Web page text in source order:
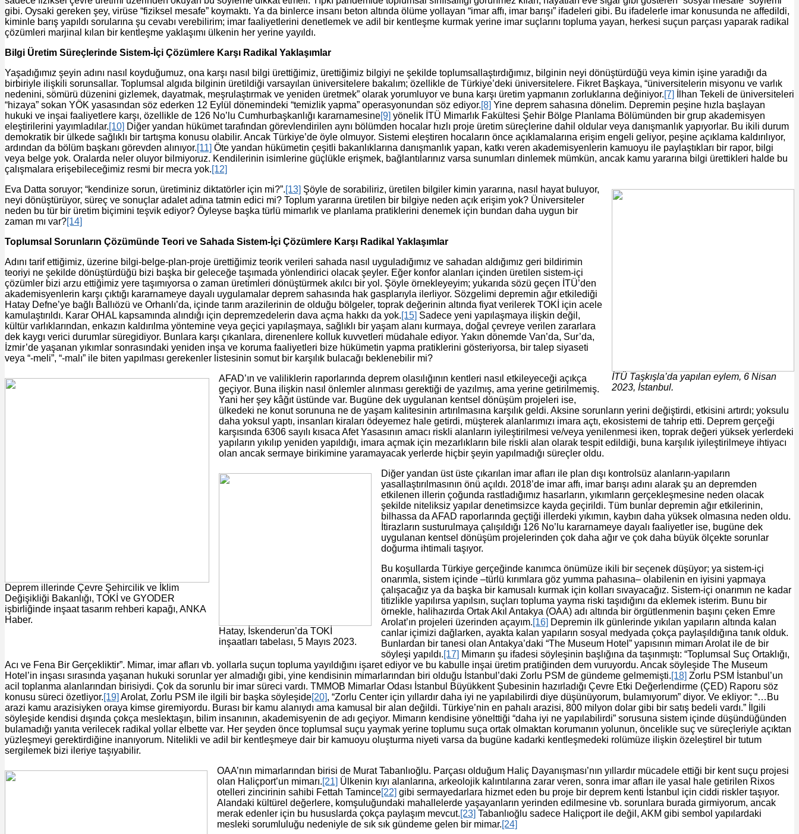
gibi. Oysaki gereken şey, virüse “fiziksel mesafe” koymaktı. Ya da binlerce insanı beton altında ölüme yollayan “imar affı, imar barışı” ifadeleri gibi. Bu ifadelerle imar konusunda ne affedildi,
kiminle barış yapıldı sorularına şu cevabı verebilirim; imar faaliyetlerini denetlemek ve adil bir kentleşme kurmak yerine imar suçlarını topluma yayan, herkesi suçun parçası yaparak radikal
çözümleri marjinal kılan bir kentleşme yaklaşımı ülkenin her yerine yayıldı.
Bilgi Üretim Süreçlerinde Sistem-İçi Çözümlere Karşı Radikal Yaklaşımlar
Yaşadığımız şeyin adını nasıl koyduğumuz, ona karşı nasıl bilgi ürettiğimiz, ürettiğimiz bilgiyi ne şekilde toplumsallaştırdığımız, bilginin neyi dönüştürdüğü veya kimin işine yaradığı da
birbiriyle ilişkili sorunsallar. Toplumsal algıda bilginin üretildiği varsayılan üniversitelere bakalım; özellikle de Türkiye’deki üniversitelere. Fikret Başkaya, “üniversitelerin misyonu ve varlık
nedenini, sömürü düzenini gizlemek, dayatmak, meşrulaştırmak ve yeniden üretmek” olarak yorumluyor ve buna karşı üretim yapmanın zorluklarına değiniyor.[7]
İlhan Tekeli de üniversiteleri
“hizaya” sokan YÖK yasasından söz ederken 12 Eylül dönemindeki “temizlik yapma” operasyonundan söz ediyor.[8] Yine deprem sahasına dönelim. Depremin peşine hızla başlayan
hukuki ve inşai faaliyetlere karşı, özellikle de 126 No’lu Cumhurbaşkanlığı kararnamesine[9] yönelik İTÜ Mimarlık Fakültesi Şehir Bölge Planlama Bölümünden bir grup akademisyen
eleştirilerini yayımladılar.[10] Diğer yandan hükümet tarafından görevlendirilen aynı bölümden hocalar hızlı proje üretim süreçlerine dahil oldular veya danışmanlık yapıyorlar. Bu ikili durum
demokratik bir ülkede sağlıklı bir tartışma konusu olabilir. Ancak Türkiye’de öyle olmuyor. Sistemi eleştiren hocaların önce açıklamalarına erişim engeli geliyor, peşine açıklama kaldırılıyor,
ardından da bölüm başkanı görevden alınıyor.[11] Öte yandan hükümetin çeşitli bakanlıklarına danışmanlık yapan, katkı veren akademisyenlerin kamuoyu ile paylaştıkları bir rapor, bilgi
veya belge yok. Oralarda neler oluyor bilmiyoruz. Kendilerinin isimlerine güçlükle erişmek, bağlantılarınız varsa sunumları dinlemek mümkün, ancak kamu yararına bilgi ürettikleri halde bu
çalışmalara erişebileceğimiz resmi bir mecra yok.[12]
İTÜ Taşkışla’da yapılan eylem, 6 Nisan
2023, İstanbul.
Eva Datta soruyor; “kendinize sorun, üretiminiz diktatörler için mi?”.[13] Şöyle de sorabiliriz, üretilen bilgiler kimin yararına, nasıl hayat buluyor,
neyi dönüştürüyor, süreç ve sonuçlar adalet adına tatmin edici mi? Toplum yararına üretilen bir bilgiye neden açık erişim yok? Üniversiteler
neden bu tür bir üretim biçimini teşvik ediyor? Öyleyse başka türlü mimarlık ve planlama pratiklerini denemek için bundan daha uygun bir
zaman mı var?[14]
Toplumsal Sorunların Çözümünde Teori ve Sahada Sistem-İçi Çözümlere Karşı Radikal Yaklaşımlar
Adını tarif ettiğimiz, üzerine bilgi-belge-plan-proje ürettiğimiz teorik verileri sahada nasıl uyguladığımız ve sahadan aldığımız geri bildirimin
teoriyi ne şekilde dönüştürdüğü bizi başka bir geleceğe taşımada yönlendirici olacak şeyler. Eğer konfor alanları içinden üretilen sistem-içi
çözümler bizi arzu ettiğimiz yere taşımıyorsa o zaman üretimleri dönüştürmek akılcı bir yol. Şöyle örnekleyeyim; yukarıda sözü geçen İTÜ’den
akademisyenlerin karşı çıktığı kararnameye dayalı uygulamalar deprem sahasında hak gasplarıyla ilerliyor. Sözgelimi depremin ağır etkilediği
Hatay Defne’ye bağlı Ballıözü ve Orhanlı’da, içinde tarım arazilerinin de olduğu bölgeler, toprak değerinin altında fiyat verilerek TOKİ için acele
kamulaştırıldı. Karar OHAL kapsamında alındığı için depremzedelerin dava açma hakkı da yok.[15] Sadece yeni yapılaşmaya ilişkin değil,
kültür varlıklarından, enkazın kaldırılma yöntemine veya geçici yapılaşmaya, sağlıklı bir yaşam alanı kurmaya, doğal çevreye verilen zararlara
dek kaygı verici durumlar süregidiyor. Bunlara karşı çıkanlara, direnenlere kolluk kuvvetleri müdahale ediyor. Yakın dönemde Van’da, Sur’da,
İzmir’de yaşanan yıkımlar sonrasındaki yeniden inşa ve koruma faaliyetleri bize hükümetin yapma pratiklerini gösteriyorsa, bir talep siyaseti
veya “-meli”, “-malı” ile biten yapılması gerekenler listesinin somut bir karşılık bulacağı beklenebilir mi?
Deprem illerinde Çevre Şehircilik ve İklim
Değişikliği Bakanlığı, TOKİ ve GYODER
işbirliğinde inşaat tasarım rehberi kapağı, ANKA
Haber.
AFAD’ın ve valiliklerin raporlarında deprem olasılığının kentleri nasıl etkileyeceği açıkça
geçiyor. Buna ilişkin nasıl önlemler alınması gerektiği de yazılmış, ama yerine getirilmemiş.
Yani her şey kâğıt üstünde var. Bugüne dek uygulanan kentsel dönüşüm projeleri ise,
ülkedeki ne konut sorununa ne de yaşam kalitesinin artırılmasına karşılık geldi. Aksine sorunların yerini değiştirdi, etkisini artırdı; yoksulu
daha yoksul yaptı, insanları kiraları ödeyemez hale getirdi, müşterek alanlarımızı imara açtı, ekosistemi de tahrip etti. Deprem gerçeği
karşısında 6306 sayılı kısaca Afet Yasasının amacı riskli alanların iyileştirilmesi ve/veya yenilenmesi iken, toprak değeri yüksek yerlerdeki
yapıların yıkılıp yeniden yapıldığı, imara açmak için mezarlıkların bile riskli alan olarak tespit edildiği, buna karşılık iyileştirilmeye ihtiyacı
olan ancak sermaye birikimine yaramayacak yerlerde hiçbir şeyin yapılmadığı süreçler oldu.
Hatay, İskenderun’da TOKİ
inşaatları tabelası, 5 Mayıs 2023.
Diğer yandan üst üste çıkarılan imar afları ile plan dışı kontrolsüz alanların-yapıların
yasallaştırılmasının önü açıldı. 2018’de imar affı, imar barışı adını alarak şu an depremden
etkilenen illerin çoğunda rastladığımız hasarların, yıkımların gerçekleşmesine neden olacak
şekilde niteliksiz yapılar denetimsizce kayda geçirildi. Tüm bunlar depremin ağır etkilerinin,
bilhassa da AFAD raporlarında geçtiği illerdeki yıkımın, kaybın daha yüksek olmasına neden oldu.
İtirazların susturulmaya çalışıldığı 126 No’lu kararnameye dayalı faaliyetler ise, bugüne dek
uygulanan kentsel dönüşüm projelerinden çok daha ağır ve çok daha büyük ölçekte sorunlar
doğurma ihtimali taşıyor.
Bu koşullarda Türkiye gerçeğinde kanımca önümüze ikili bir seçenek düşüyor; ya sistem-içi
onarımla, sistem içinde –türlü kırımlara göz yumma pahasına– olabilenin en iyisini yapmaya
çalışacağız ya da başka bir kamusalı kurmak için kolları sıvayacağız. Sistem-içi onarımın ne kadar
titizlikle yapılırsa yapılsın, suçları topluma yayma riski taşıdığını da eklemek isterim. Bunu bir
örnekle, halihazırda Ortak Akıl Antakya (OAA) adı altında bir örgütlenmenin başını çeken Emre
Arolat’ın projeleri üzerinden açayım.[16] Depremin ilk günlerinde yıkılan yapıların altında kalan
canlar içimizi dağlarken, ayakta kalan yapıların sosyal medyada çokça paylaşıldığına tanık olduk.
Bunlardan bir tanesi olan Antakya’daki “The Museum Hotel” yapısının mimarı Arolat ile de bir
söyleşi yapıldı.[17] Mimarın şu ifadesi söyleşinin başlığına da taşınmıştı: “Toplumsal Suç Ortaklığı,
Acı ve Fena Bir Gerçekliktir”. Mimar, imar afları vb. yollarla suçun topluma yayıldığını işaret ediyor ve bu kabulle inşai üretim pratiğinden dem vuruyordu. Ancak söyleşide The Museum
Hotel’in inşası sırasında yaşanan hukuki sorunlar yer almadığı gibi, yine kendisinin mimarlarından biri olduğu İstanbul’daki Zorlu PSM de gündeme gelmemişti.[18] Zorlu PSM İstanbul’un
acil toplanma alanlarından birisiydi. Çok da sorunlu bir imar süreci vardı. TMMOB Mimarlar Odası İstanbul Büyükkent Şubesinin hazırladığı Çevre Etki Değerlendirme (ÇED) Raporu söz
konusu süreci özetliyor.[19] Arolat, Zorlu PSM ile ilgili bir başka söyleşide[20], “Zorlu Center için yıllardır daha iyi ne yapılabilirdi diye düşünüyorum, bulamıyorum” diyor. Ve ekliyor: “…Bu
arazi kamu arazisiyken oraya kimse giremiyordu. Burası bir kamu alanıydı ama kamusal bir alan değildi. Türkiye’nin en pahalı arazisi, 800 milyon dolar gibi bir satış bedeli vardı.” İlgili
söyleşide kendisi dışında çokça meslektaşın, bilim insanının, akademisyenin de adı geçiyor. Mimarın kendisine yönelttiği “daha iyi ne yapılabilirdi” sorusuna sistem içinde düşündüğünden
bulamadığı yanıta verilecek radikal yollar elbette var. Her şeyden önce toplumsal suçu yaymak yerine toplumu suça ortak olmaktan korumanın yolunun, öncelikle suç ve süreçleriyle açıktan
yüzleşmeyi gerektirdiğine inanıyorum. Nitelikli ve adil bir kentleşmeye dair bir kamuoyu oluşturma niyeti varsa da bugüne kadarki kentleşmedeki rolümüze ilişkin özeleştirel bir tutum
sergilemek bizi ileriye taşıyabilir.
OAA’nın mimarlarından birisi de Murat Tabanlıoğlu. Parçası olduğum Haliç Dayanışması’nın yıllardır mücadele ettiği bir kent suçu projesi
olan Haliçport’un mimarı.[21] Ülkenin kıyı alanlarına, arkeolojik kalıntılarına zarar veren, sonra imar afları ile yasal hale getirilen Rixos
otelleri zincirinin sahibi Fettah Tamince[22] gibi sermayedarlara hizmet eden bu proje bir deprem kenti İstanbul için ciddi riskler taşıyor.
Alandaki kültürel değerlere, komşuluğundaki mahallelerde yaşayanların yerinden edilmesine vb. sorunlara burada girmiyorum, ancak
merak edenler için bu hususlarda çokça paylaşım mevcut.[23] Tabanlıoğlu sadece Haliçport ile değil, AKM gibi sembol yapılardaki
mesleki sorumluluğu nedeniyle de sık sık gündeme gelen bir mimar.[24]